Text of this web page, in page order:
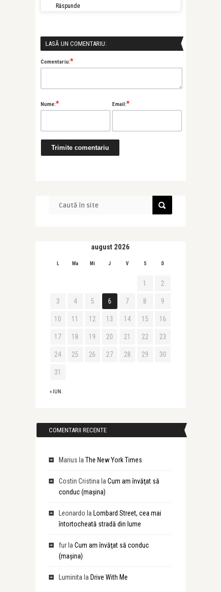
Răspunde
LASĂ UN COMENTARIU:
Comentariu:*
Nume:* Email:*
august 2026
L Ma Mi J V S D
« IUN.
1 2
3 4 5 6 7 8 9
10 11 12 13 14 15 16
17 18 19 20 21 22 23
24 25 26 27 28 29 30
31
COMENTARII RECENTE
Marius la The New York Times
Costin Cristina la Cum am învăţat să
conduc (maşina)
Leonardo la Lombard Street, cea mai
întortocheată stradă din lume
furla Cum am învăţat să conduc
(maşina)
Luminita la Drive With Me